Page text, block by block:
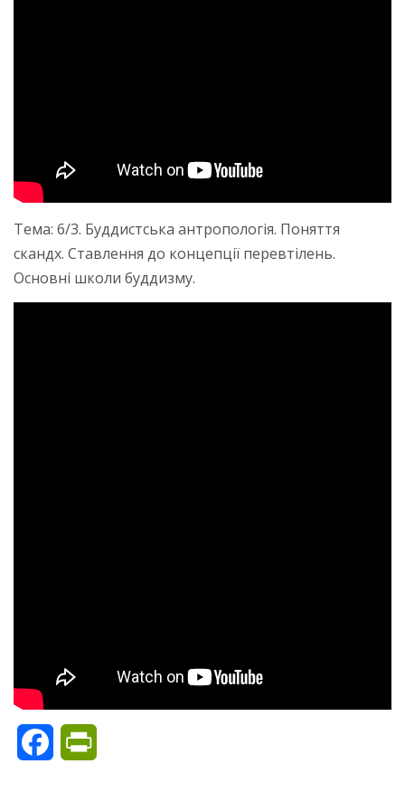
Тема: 6/3. Буддистська антропологія. Поняття
скандх. Ставлення до концепції перевтілень.
Основні школи буддизму.
Facebook